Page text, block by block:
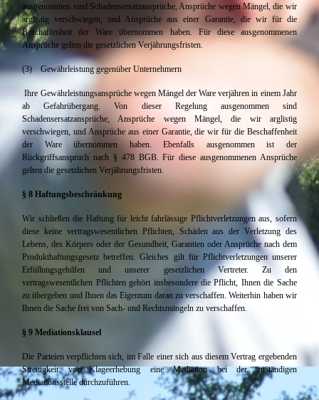
ausgenommen sind Schadensersatzansprüche, Ansprüche wegen Mängel, die wir
arglistig verschwiegen, und Ansprüche aus einer Garantie, die wir für die
Beschaffenheit der Ware übernommen haben. Für diese ausgenommenen
Ansprüche gelten die gesetzlichen Verjährungsfristen.
(3) Gewährleistung gegenüber Unternehmern
Ihre Gewährleistungsansprüche wegen Mängel der Ware verjähren in einem Jahr
ab Gefahrübergang. Von dieser Regelung ausgenommen sind
Schadensersatzansprüche, Ansprüche wegen Mängel, die wir arglistig
verschwiegen, und Ansprüche aus einer Garantie, die wir für die Beschaffenheit
der Ware übernommen haben. Ebenfalls ausgenommen ist der
Rückgriffsanspruch nach § 478 BGB. Für diese ausgenommenen Ansprüche
gelten die gesetzlichen Verjährungsfristen.
§ 8 Haftungsbeschränkung
Wir schließen die Haftung für leicht fahrlässige Pflichtverletzungen aus, sofern
diese keine vertragswesentlichen Pflichten, Schäden aus der Verletzung des
Lebens, des Körpers oder der Gesundheit, Garantien oder Ansprüche nach dem
Produkthaftungsgesetz betreffen. Gleiches gilt für Pflichtverletzungen unserer
Erfüllungsgehilfen und unserer gesetzlichen Vertreter. Zu den
vertragswesentlichen Pflichten gehört insbesondere die Pflicht, Ihnen die Sache
zu übergeben und Ihnen das Eigentum daran zu verschaffen. Weiterhin haben wir
Ihnen die Sache frei von Sach- und Rechtsmängeln zu verschaffen.
§ 9 Mediationsklausel
Die Parteien verpflichten sich, im Falle einer sich aus diesem Vertrag ergebenden
Streitigkeit vor Klageerhebung eine Mediation bei der zuständigen
Mediationsstelle durchzuführen.